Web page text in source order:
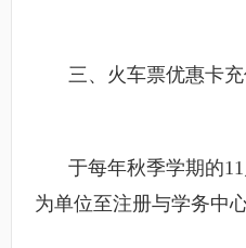
三、火车票优惠卡
于每年秋季学期的
为单位至注册与学务中心